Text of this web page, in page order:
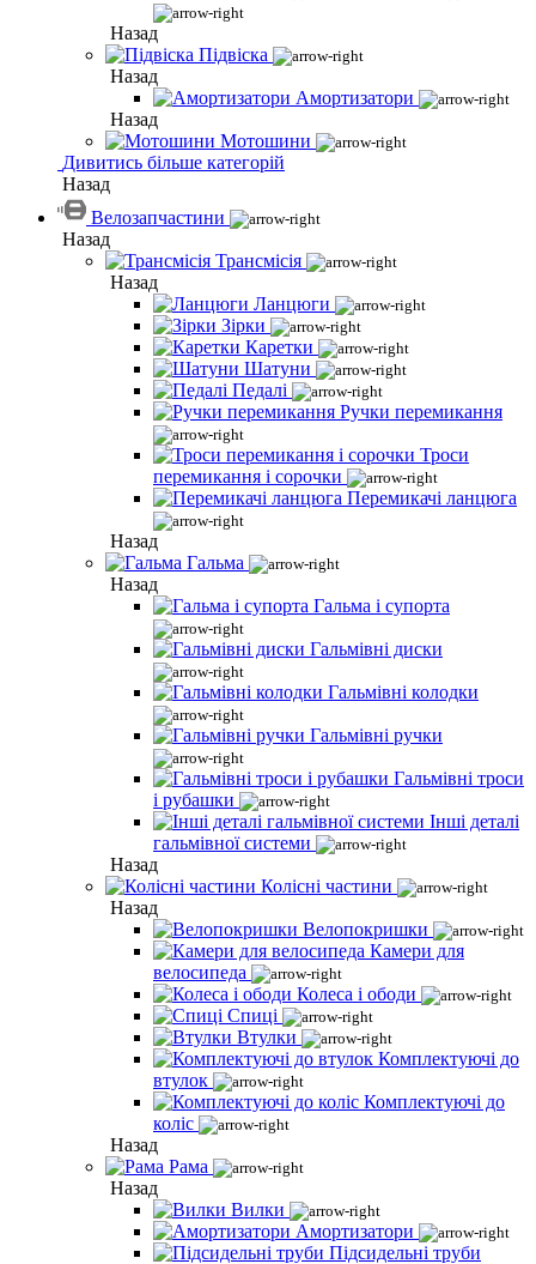
Назад
Підвіска
Назад
Амортизатори
Назад
Мотошини
Дивитись більше категорій
Назад
Велозапчастини
Назад
Трансмісія
Назад
Ланцюги
Зірки
Каретки
Шатуни
Педалі
Ручки перемикання
Троси
перемикання і сорочки
Перемикачі ланцюга
Назад
Гальма
Назад
Гальма і супорта
Гальмівні диски
Гальмівні колодки
Гальмівні ручки
Гальмівні троси
і рубашки
Інші деталі
гальмівної системи
Назад
Колісні частини
Назад
Велопокришки
Камери для
велосипеда
Колеса і ободи
Спиці
Втулки
Комплектуючі до
втулок
Комплектуючі до
коліс
Назад
Рама
Назад
Вилки
Амортизатори
Підсидельні труби